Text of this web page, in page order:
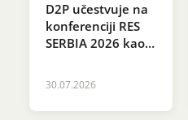
D2P učestvuje na
konferenciji RES
SERBIA 2026 kao
Break-a
30.07.2026